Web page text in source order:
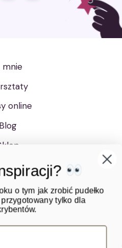
mnie
online
Blog
prywatności
o tym jak zrobić pudełko
moich danych